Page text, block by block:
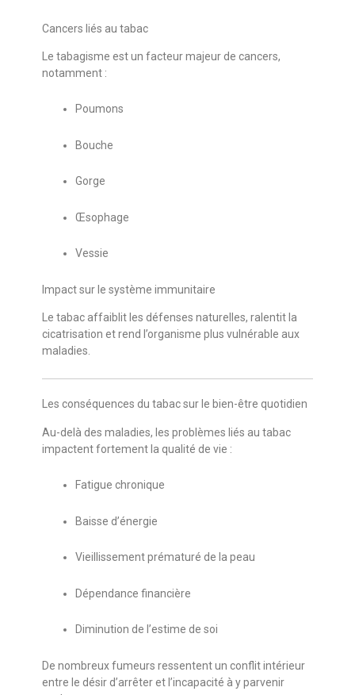
Cancers liés au tabac
Le tabagisme est un facteur majeur de cancers,
notamment :
Poumons
Bouche
Gorge
Œsophage
Vessie
Impact sur le système immunitaire
Le tabac affaiblit les défenses naturelles, ralentit la
cicatrisation et rend l’organisme plus vulnérable aux
maladies.
Les conséquences du tabac sur le bien-être quotidien
Au-delà des maladies, les problèmes liés au tabac
impactent fortement la qualité de vie :
Fatigue chronique
Baisse d’énergie
Vieillissement prématuré de la peau
Dépendance financière
Diminution de l’estime de soi
De nombreux fumeurs ressentent un conflit intérieur
entre le désir d’arrêter et l’incapacité à y parvenir